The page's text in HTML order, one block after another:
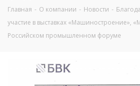
Главная - О компании - Новости -
участие в выставках «Машиностроение»,
Российском промышленном форуме